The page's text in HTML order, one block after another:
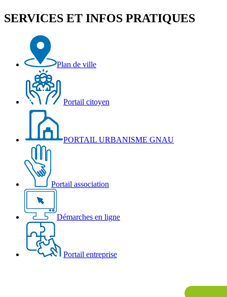
SERVICES ET INFOS PRATIQUES
Plan de ville
Portail citoyen
PORTAIL URBANISME GNAU
Portail association
Démarches en ligne
Portail entreprise